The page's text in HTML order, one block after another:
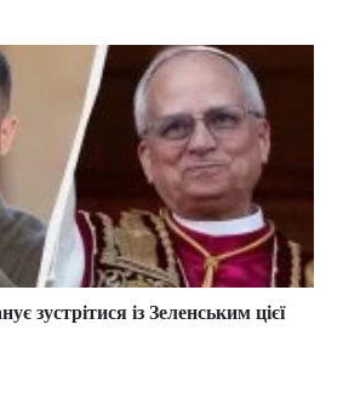
зустрітися із Зеленським цієї